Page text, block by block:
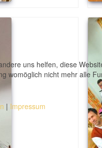
uns helfen, diese
womöglich nicht mehr alle
| Impressum